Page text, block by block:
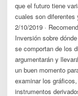
que el futuro tiene
cuales son diferentes
2/10/2019 ·
Inversión sobre
se comportan de los
argumentarán y
un buen momento
examinar los
instrumentos